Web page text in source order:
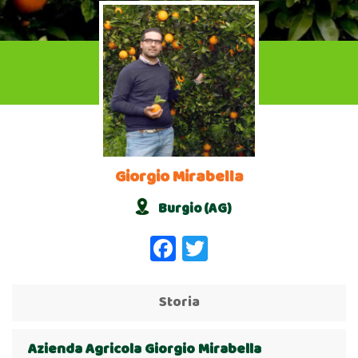
Giorgio Mirabella
Burgio (AG)
Facebook
Storia
Azienda Agricola Giorgio Mirabella